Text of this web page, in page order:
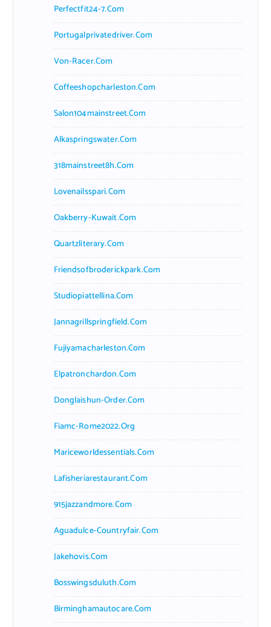
Perfectfit24-7.com
Portugalprivatedriver.com
Von-Racer.com
Coffeeshopcharleston.com
Salon104mainstreet.com
Alkaspringswater.com
318mainstreet8h.com
Lovenailsspari.com
Oakberry-Kuwait.com
Quartzliterary.com
Friendsofbroderickpark.com
Studiopiattellina.com
Jannagrillspringfield.com
Fujiyamacharleston.com
Elpatronchardon.com
Donglaishun-Order.com
Fiamc-Rome2022.org
Mariceworldessentials.com
Lafisheriarestaurant.com
915jazzandmore.com
Aguadulce-Countryfair.com
Jakehovis.com
Bosswingsduluth.com
Birminghamautocare.com